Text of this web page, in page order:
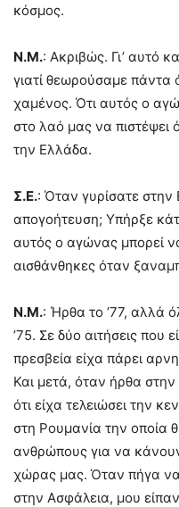
κόσμος.
Ν.Μ.: Ακριβώς. Γι’ αυτό
γιατί θεωρούσαμε πάντα
χαμένος. Ότι αυτός ο
στο λαό μας να πιστέψει
την Ελλάδα.
Σ.Ε.: Όταν γυρίσατε
απογοήτευση; Υπήρξε
αυτός ο αγώνας μπορεί
αισθάνθηκες όταν
Ν.Μ.: Ήρθα το ’77, αλλά
’75. Σε δύο αιτήσεις που
πρεσβεία είχα πάρει
Και μετά, όταν ήρθα
ότι είχα τελειώσει την
στη Ρουμανία την οποία
ανθρώπους για να
χώρας μας. Όταν πήγα να
στην Ασφάλεια, μου